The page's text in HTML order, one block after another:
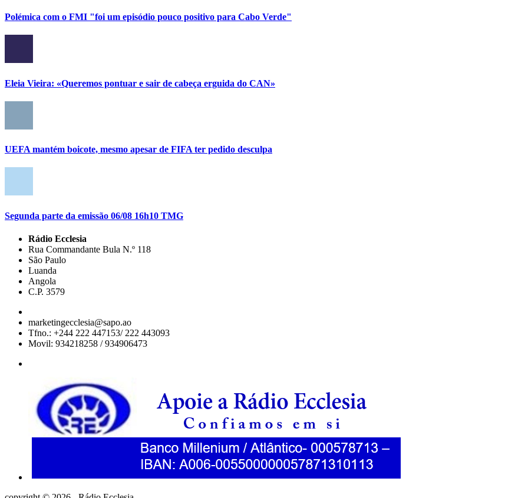
Polémica com o FMI "foi um episódio pouco positivo para Cabo Verde"
Eleia Vieira: «Queremos pontuar e sair de cabeça erguida do CAN»
UEFA mantém boicote, mesmo apesar de FIFA ter pedido desculpa
Segunda parte da emissão 06/08 16h10 TMG
Rádio Ecclesia
Rua Commandante Bula N.º 118
São Paulo
Luanda
Angola
C.P. 3579
marketingecclesia@sapo.ao
Tfno.: +244 222 447153/ 222 443093
Movil: 934218258 / 934906473